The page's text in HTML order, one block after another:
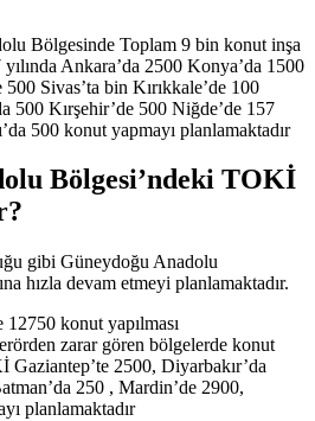
Bölgesinde Toplam 9 bin konut inşa
Ankara’da 2500 Konya’da 1500
Sivas’ta bin Kırıkkale’de 100
500 Kırşehir’de 500 Niğde’de 157
500 konut yapmayı planlamaktadır
Bölgesi’ndeki TOKİ
gibi Güneydoğu Anadolu
hızla devam etmeyi planlamaktadır.
konut yapılması
zarar gören bölgelerde konut
Gaziantep’te 2500, Diyarbakır’da
250 , Mardin’de 2900,
planlamaktadır